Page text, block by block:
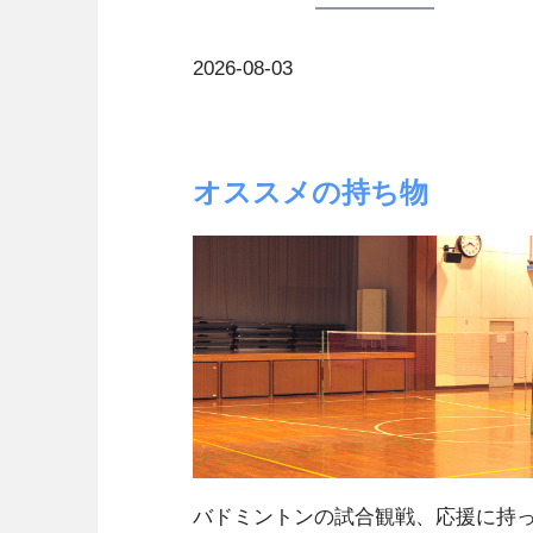
2026-08-03
オススメの持ち物
バドミントンの試合観戦、応援に持